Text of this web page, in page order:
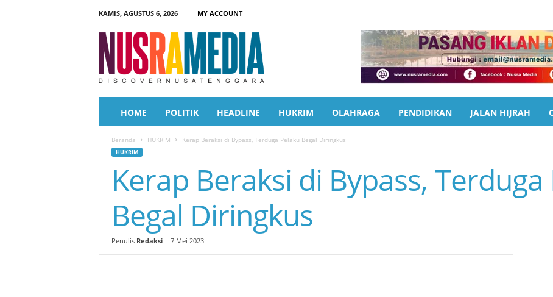
KAMIS, AGUSTUS 6, 2026
MY ACCOUNT
a
HOME POLITIK HEADLINE HUKRIM OLAHRAGA PENDIDIKAN JALAN HIJRAH
Beranda HUKRIM Kerap Beraksi di Bypass, Terduga Pelaku Begal Diringkus
HUKRIM
Kerap Beraksi di Bypass, Terduga
Begal Diringkus
Penulis Redaksi- 7 Mei 2023